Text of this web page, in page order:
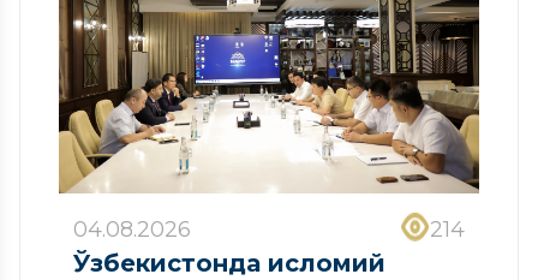
04.08.2026 214
Ўзбекистонда исломий